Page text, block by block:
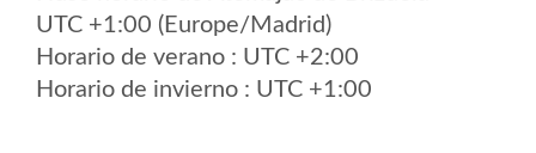
UTC +1:00 (Europe/Madrid)
Horario de verano : UTC +2:00
Horario de invierno : UTC +1:00